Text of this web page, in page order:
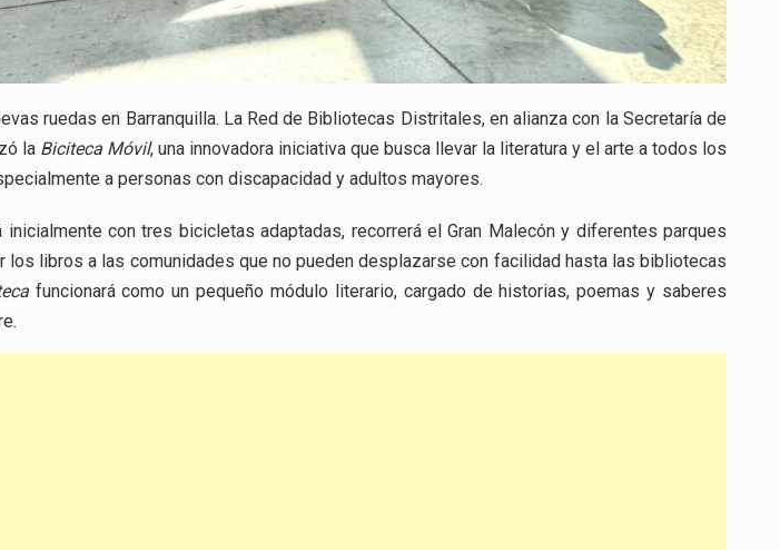
ruedas en Barranquilla. La Red de Bibliotecas Distritales, en alianza con la Secretaría de
la Biciteca Móvil, una innovadora iniciativa que busca llevar la literatura y el arte a todos los
a personas con discapacidad y adultos mayores.
inicialmente con tres bicicletas adaptadas, recorrerá el Gran Malecón y diferentes parques
los libros a las comunidades que no pueden desplazarse con facilidad hasta las bibliotecas
funcionará como un pequeño módulo literario, cargado de historias, poemas y saberes